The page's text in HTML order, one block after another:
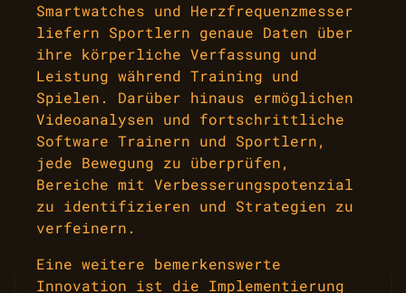
Smartwatches und Herzfrequenzmesser
liefern Sportlern genaue Daten über
ihre körperliche Verfassung und
Leistung während Training und
Spielen. Darüber hinaus ermöglichen
Videoanalysen und fortschrittliche
Software Trainern und Sportlern,
jede Bewegung zu überprüfen,
Bereiche mit Verbesserungspotenzial
zu identifizieren und Strategien zu
verfeinern.
Eine weitere bemerkenswerte
Innovation ist die Implementierung